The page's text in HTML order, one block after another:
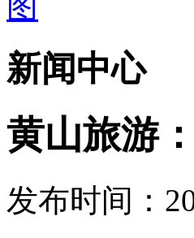
新闻中心
黄山旅游
发布时间：